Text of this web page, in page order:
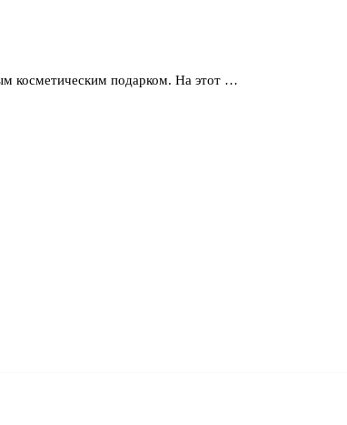
косметическим подарком. На этот …